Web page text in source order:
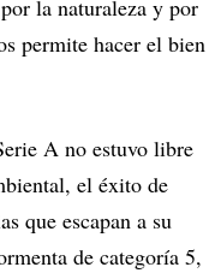
la naturaleza y por
permite hacer el bien
A no estuvo libre
el éxito de
que escapan a su
de categoría 5,